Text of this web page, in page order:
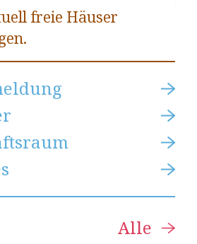
freie Häuser
freie Häuser
Alle